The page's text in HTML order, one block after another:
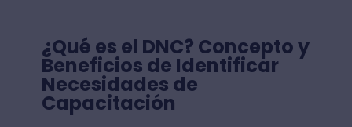
¿Qué es el DNC? Concepto y
Beneficios de Identificar
Necesidades de
Capacitación